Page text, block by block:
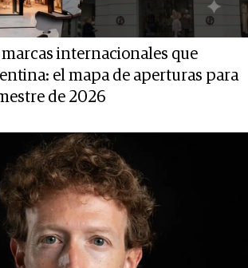
marcas internacionales que
el mapa de aperturas para
de 2026